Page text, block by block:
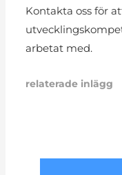
Kontakta oss för
arbetat med.
relaterade inlägg